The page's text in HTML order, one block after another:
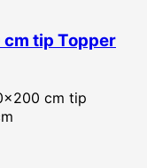
tip Topper
cm tip